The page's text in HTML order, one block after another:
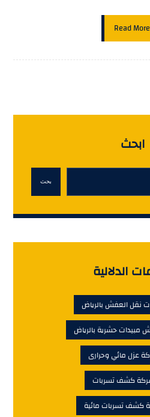
Read More
ابحث
بحث
الدلالية
نقل العفش بالرياض
حشرية بالرياض
عزل مائي وحرارى
كشف تسربات
كشف تسربات مائية